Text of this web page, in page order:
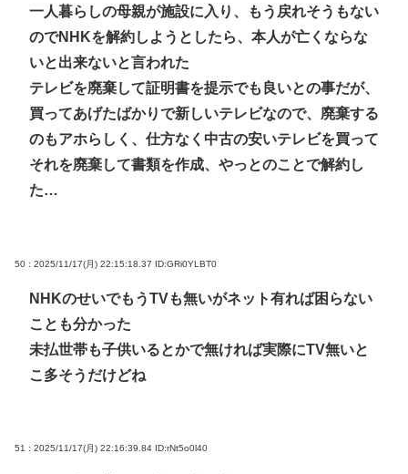
一人暮らしの母親が施設に入り、もう戻れそうもない
のでNHKを解約しようとしたら、本人が亡くならな
いと出来ないと言われた
テレビを廃棄して証明書を提示でも良いとの事だが、
買ってあげたばかりで新しいテレビなので、廃棄する
のもアホらしく、仕方なく中古の安いテレビを買って
それを廃棄して書類を作成、やっとのことで解約し
た…
50 : 2025/11/17(月) 22:15:18.37 ID:GRi0YLBT0
NHKのせいでもうTVも無いがネット有れば困らない
ことも分かった
未払世帯も子供いるとかで無ければ実際にTV無いと
こ多そうだけどね
51 : 2025/11/17(月) 22:16:39.84 ID:rNt5o0l40